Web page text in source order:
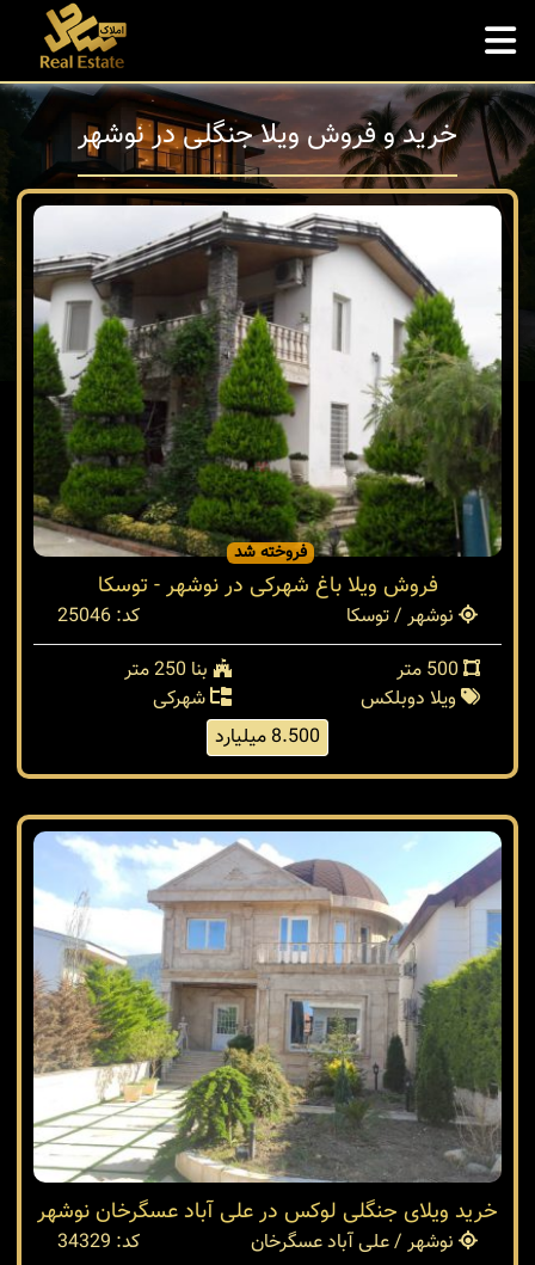
خرید و فروش ویلا جنگلی در نوشهر
فروخته شد
فروش ویلا باغ شهرکی در نوشهر - توسکا
نوشهر / توسکا
کد: 25046
بنا 250 متر
ویلا دوبلکس
شهرکی
8.500 میلیارد
خرید ویلای جنگلی لوکس در علی آباد عسگرخان نوشهر
نوشهر / علی آباد عسگرخان
کد: 34329